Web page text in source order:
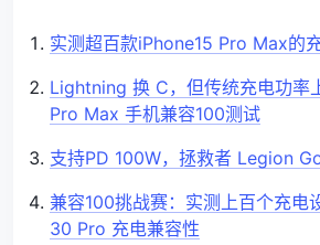
实测超百款iPhone15 Pro Max的
Lightning 换 C，但传统充电功率
Pro Max 手机兼容100测试
支持PD 100W，拯救者 Legion
兼容100挑战赛：实测上百个充电
30 Pro 充电兼容性